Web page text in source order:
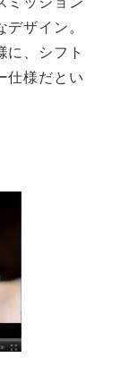
ザイン。
に、シフト
仕様だとい